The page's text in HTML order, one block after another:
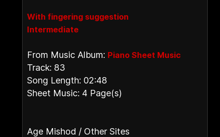
With fingering suggestion
Intermediate
From Music Album: Piano Sheet Music
Track: 83
Song Length: 02:48
Sheet Music: 4 Page(s)
Age Mishod / Other Sites